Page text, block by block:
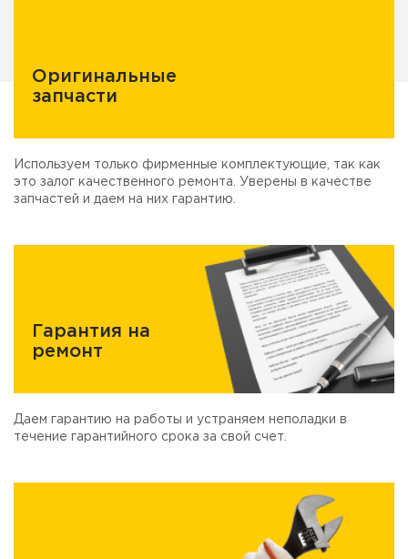
Оригинальные
запчасти
Используем только фирменные комплектующие, так как
это залог качественного ремонта. Уверены в качестве
запчастей и даем на них гарантию.
Гарантия на
ремонт
Даем гарантию на работы и устраняем неполадки в
течение гарантийного срока за свой счет.